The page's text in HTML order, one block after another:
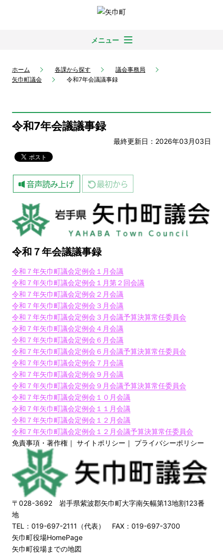
メニュー
ホーム 各課から探す
議会事務局
矢巾町議会
令和7年会議議事録
令和7年会議議事録
最終更新日：2026年03月03日
令和７年会議議事録
令和７年矢巾町議会定例会１月会議
令和７年矢巾町議会定例会１月第２回会議
令和７年矢巾町議会定例会２月会議
令和７年矢巾町議会定例会３月会議
令和７年矢巾町議会定例会３月会議予算決算常任委員会
令和７年矢巾町議会定例会４月会議
令和７年矢巾町議会定例会６月会議
令和７年矢巾町議会定例会６月会議予算決算常任委員会
令和７年矢巾町議会定例会７月会議
令和７年矢巾町議会定例会９月会議
令和７年矢巾町議会定例会９月会議予算決算常任委員会
令和７年矢巾町議会定例会１０月会議
令和７年矢巾町議会定例会１１月会議
令和７年矢巾町議会定例会１２月会議
令和７年矢巾町議会定例会１２月会議予算決算常任委員会
免責事項・著作権 ｜ サイトポリシー ｜ プライバシーポリシー
〒028-3692 岩手県紫波郡矢巾町大字南矢幅第13地割123番
地
TEL：019-697-2111（代表） FAX：019-697-3700
矢巾町役場HomePage
矢巾町役場までの地図